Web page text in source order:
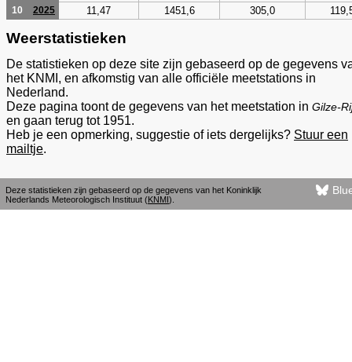
10 2025 11,47 1451,6 305,0
Weerstatistieken
De statistieken op deze site zijn gebaseerd op de gegevens
het KNMI, en afkomstig van alle officiële meetstations in
Nederland.
Deze pagina toont de gegevens van het meetstation in Gilze-
en gaan terug tot 1951.
Heb je een opmerking, suggestie of iets dergelijks? Stuur een
mailtje.
Deze statistieken zijn gebaseerd op de gegevens van het Koninklijk
Nederlands Meteorologisch Instituut (KNMI).